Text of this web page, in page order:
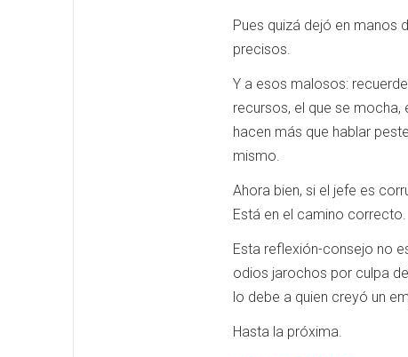
Pues quizá dejó en manos
precisos.
Y a esos malosos:
recursos, el que se mocha,
hacen más que hablar
mismo.
Ahora bien, si el jefe es
Está en el camino correcto.
Esta reflexión-consejo no
odios jarochos por culpa
lo debe a quien creyó un
Hasta la próxima.